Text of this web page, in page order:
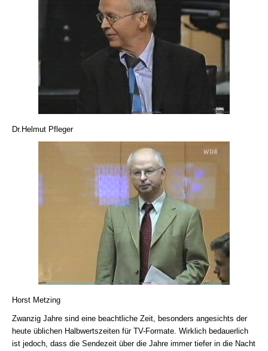
Dr.Helmut Pfleger
Horst Metzing
Zwanzig Jahre sind eine beachtliche Zeit, besonders angesichts der
heute üblichen Halbwertszeiten für TV-Formate. Wirklich bedauerlich
ist jedoch, dass die Sendezeit über die Jahre immer tiefer in die Nacht